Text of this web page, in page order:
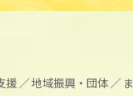
援 地域振興・団体